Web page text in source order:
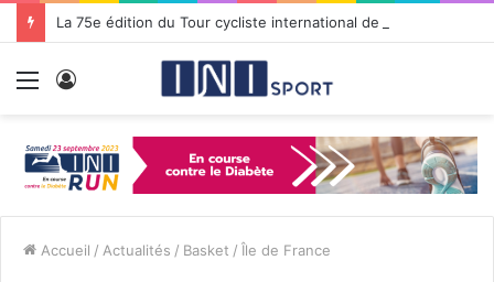
Menu
Accueil / Actualités / Basket / Île de France